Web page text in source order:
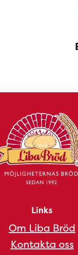
Links
Om Liba Bröd
Kontakta oss